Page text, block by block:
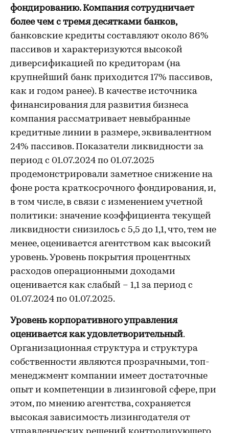
фондированию. Компания сотрудничает
более чем с тремя десятками банков,
банковские кредиты составляют около 86%
пассивов и характеризуются высокой
диверсификацией по кредиторам (на
крупнейший банк приходится 17% пассивов,
как и годом ранее). В качестве источника
финансирования для развития бизнеса
компания рассматривает невыбранные
кредитные линии в размере, эквивалентном
24% пассивов. Показатели ликвидности за
период с 01.07.2024 по 01.07.2025
продемонстрировали заметное снижение на
фоне роста краткосрочного фондирования, и,
в том числе, в связи с изменением учетной
политики: значение коэффициента текущей
ликвидности снизилось с 5,5 до 1,1, что, тем не
менее, оценивается агентством как высокий
уровень. Уровень покрытия процентных
расходов операционными доходами
оценивается как слабый – 1,1 за период с
01.07.2024 по 01.07.2025.
Уровень корпоративного управления
оценивается как удовлетворительный.
Организационная структура и структура
собственности являются прозрачными, топ-
менеджмент компании имеет достаточные
опыт и компетенции в лизинговой сфере, при
этом, по мнению агентства, сохраняется
высокая зависимость лизингодателя от